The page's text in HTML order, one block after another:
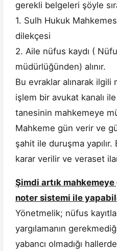
gerekli belgeleri şöyle
1. Sulh Hukuk
dilekçesi
2. Aile nüfus kaydı (
müdürlüğünden) alınır.
Bu evraklar alınarak
işlem bir avukat kanalı
tanesinin mahkemeye
Mahkeme gün verir ve
şahit ile duruşma
karar verilir ve veraset
Şimdi artık
noter sistemi ile
Yönetmelik; nüfus
yargılamanın
yabancı olmadığı